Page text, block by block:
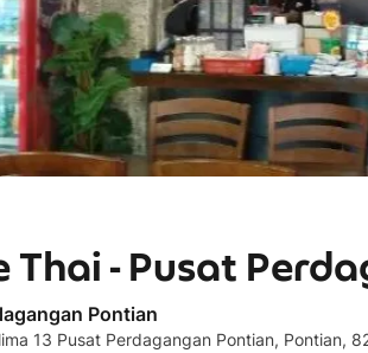
Thai - Pusat
Pontian
13 Pusat Perdagangan Pontian, Pontian,